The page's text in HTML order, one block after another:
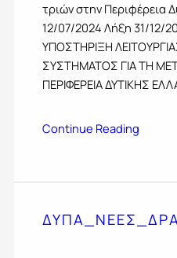
τριών στην Περιφέρεια
12/07/2024 Λήξη 31/12/
ΥΠΟΣΤΗΡΙΞΗ
ΣΥΣΤΗΜΑΤΟΣ ΓΙΑ ΤΗ
ΠΕΡΙΦΕΡΕΙΑ ΔΥΤΙΚΗΣ
Continue Reading